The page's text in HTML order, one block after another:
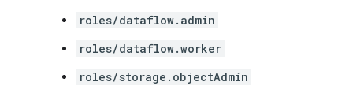
roles/dataflow.admin
roles/dataflow.worker
roles/storage.objectAdmin